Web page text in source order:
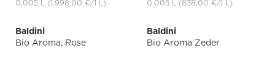
0.005 L (1.998,00 €/1 L) 0.005 L (838,00 €/1 L)
Baldini
Bio Aroma, Rose
Baldini
Bio Aroma Zeder